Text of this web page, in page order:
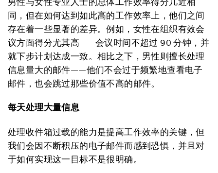
同，但在如何达到如此高的工作效率上，他们之间
存在着一些显著的差异。例如，女性在组织有效会
议方面得分尤其高——会议时间不超过 90 分钟，并
就下步计划达成一致。相比之下，男性则擅长处理
信息量大的邮件——他们不会过于频繁地查看电子
邮件，也会跳过那些价值不高的邮件。
每天处理大量信息
处理收件箱过载的能力是提高工作效率的关键，但
我们会因不断积压的电子邮件而感到恐惧，并且对
于如何实现这一目标不是很明确。